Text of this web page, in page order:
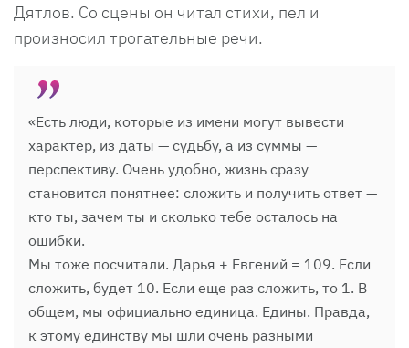
Дятлов. Со сцены он читал стихи, пел и
произносил трогательные речи.
«Есть люди, которые из имени могут вывести
характер, из даты — судьбу, а из суммы —
перспективу. Очень удобно, жизнь сразу
становится понятнее: сложить и получить ответ —
кто ты, зачем ты и сколько тебе осталось на
ошибки.
Мы тоже посчитали. Дарья + Евгений = 109. Если
сложить, будет 10. Если еще раз сложить, то 1. В
общем, мы официально единица. Едины. Правда,
к этому единству мы шли очень разными